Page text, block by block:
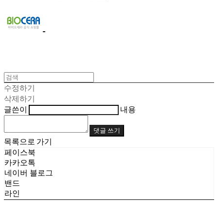
수정하기
삭제하기
글쓴이
내용
댓글 쓰기
목록으로 가기
페이스북
카카오톡
네이버 블로그
밴드
라인